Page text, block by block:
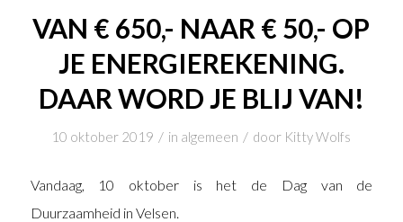
VAN € 650,- NAAR € 50,- OP
JE ENERGIEREKENING.
DAAR WORD JE BLIJ VAN!
10 oktober 2019 / in algemeen / door Kitty Wolfs
Vandaag, 10 oktober is het de Dag van de
Duurzaamheid in Velsen.